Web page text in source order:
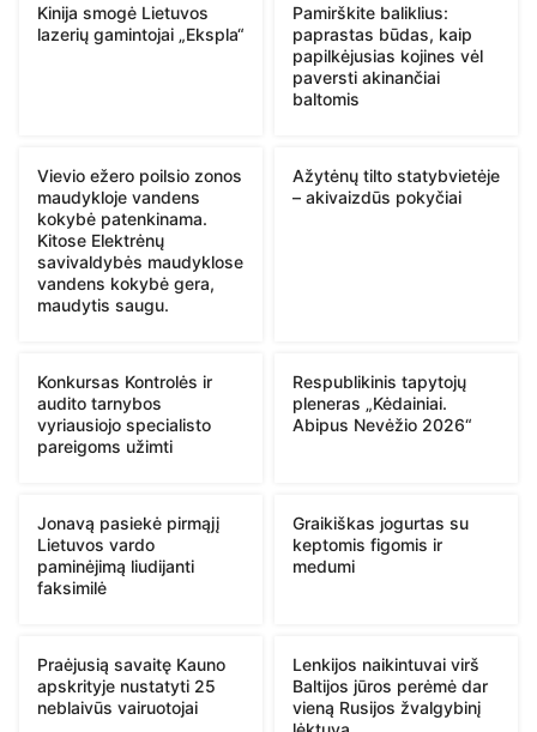
Kinija smogė Lietuvos
lazerių gamintojai „Ekspla“
Pamirškite baliklius:
paprastas būdas, kaip
papilkėjusias kojines vėl
paversti akinančiai
baltomis
Vievio ežero poilsio zonos
maudykloje vandens
kokybė patenkinama.
Kitose Elektrėnų
savivaldybės maudyklose
vandens kokybė gera,
maudytis saugu.
Ažytėnų tilto statybvietėje
– akivaizdūs pokyčiai
Konkursas Kontrolės ir
audito tarnybos
vyriausiojo specialisto
pareigoms užimti
Respublikinis tapytojų
pleneras „Kėdainiai.
Abipus Nevėžio 2026“
Jonavą pasiekė pirmąjį
Lietuvos vardo
paminėjimą liudijanti
faksimilė
Graikiškas jogurtas su
keptomis figomis ir
medumi
Praėjusią savaitę Kauno
apskrityje nustatyti 25
neblaivūs vairuotojai
Lenkijos naikintuvai virš
Baltijos jūros perėmė dar
vieną Rusijos žvalgybinį